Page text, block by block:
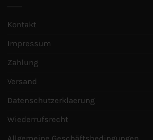
Kontakt
Impressum
Zahlung
Versand
Datenschutzerklaerung
Wiederrufsrecht